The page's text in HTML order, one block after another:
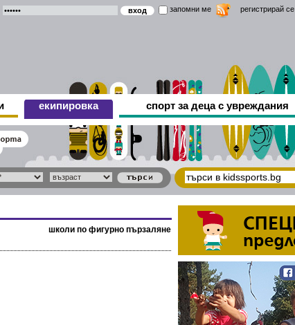
запомни ме регистрирай се
екипировка спорт за деца с увреждания
школи по фигурно пързаляне